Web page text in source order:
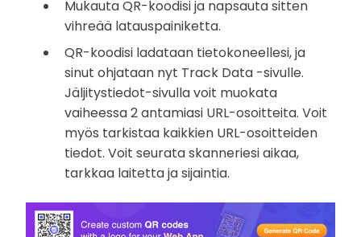
Mukauta QR-koodisi ja napsauta sitten
vihreää latauspainiketta.
QR-koodisi ladataan tietokoneellesi, ja
sinut ohjataan nyt Track Data -sivulle.
Jäljitystiedot-sivulla voit muokata
vaiheessa 2 antamiasi URL-osoitteita. Voit
myös tarkistaa kaikkien URL-osoitteiden
tiedot. Voit seurata skanneriesi aikaa,
tarkkaa laitetta ja sijaintia.